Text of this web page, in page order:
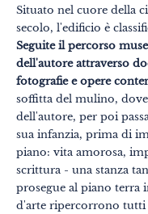
Temi
#EstSideStory
Estate
In famiglia
Situato nel cuore della
secolo, l'edificio è
Seguite il percorso
dell'autore attraverso
fotografie e opere
soffitta del mulino,
dell'autore, per poi
sua infanzia, prima di
piano: vita amorosa,
scrittura - una stanza
prosegue al piano terra
d'arte ripercorrono tutti